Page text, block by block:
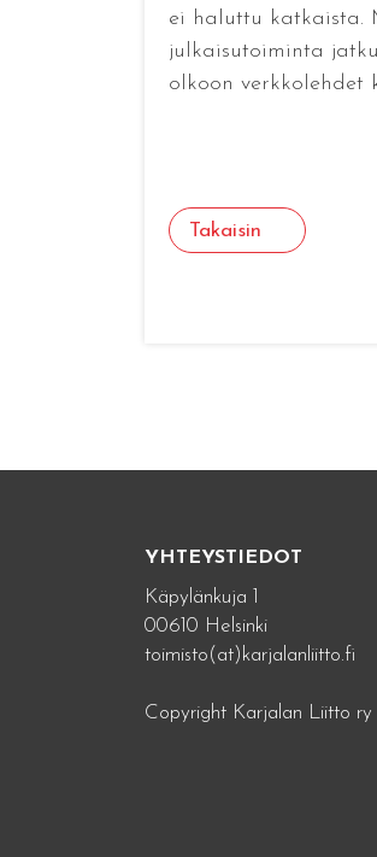
ei haluttu katkaista.
julkaisutoiminta
olkoon verkkolehdet
Takaisin
YHTEYSTIEDOT
Käpylänkuja 1
00610 Helsinki
toimisto(at)karjalanliitto.fi
Copyright Karjalan Liitto ry